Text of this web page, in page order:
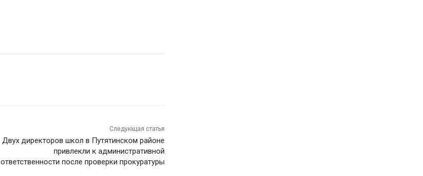
Следующая статья
Двух директоров школ в Путятинском районе
привлекли к административной
ответственности после проверки прокуратуры